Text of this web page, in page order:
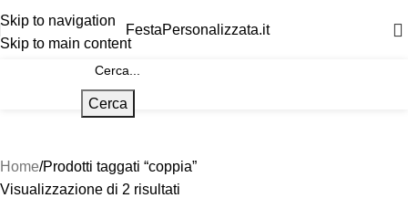
Skip to navigation
Skip to main content
FestaPersonalizzata.it
Cerca
Home Prodotti taggati “coppia”
Visualizzazione di 2 risultati